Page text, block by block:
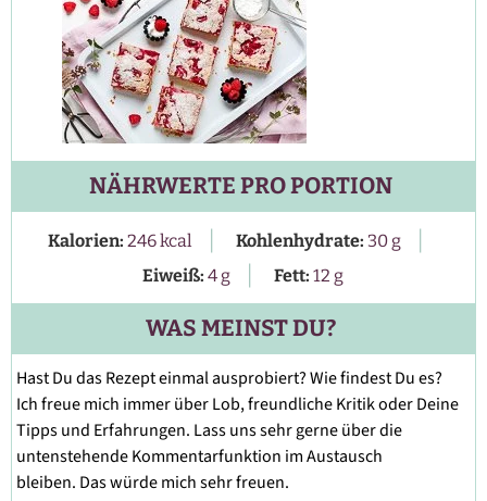
NÄHRWERTE PRO PORTION
Kalorien: 246kcal | Kohlenhydrate: 30g |
Eiweiß: 4g | Fett: 12 g
WAS MEINST DU?
Hast Du das Rezept einmal ausprobiert? Wie findest Du es?
Ich freue mich immer über Lob, freundliche Kritik oder Deine
Tipps und Erfahrungen. Lass uns sehr gerne über die
untenstehende Kommentarfunktion im Austausch
bleiben. Das würde mich sehr freuen.